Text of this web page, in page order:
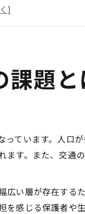
アノ教室の特徴
最新傾向まとめ
えたいポイント
見極めるコツ
逃せない点
ピアノ教室の条件
人気の理由を解説
課題と
ています。人口
す。また、交通
い層が存在する
感じる保護者や生